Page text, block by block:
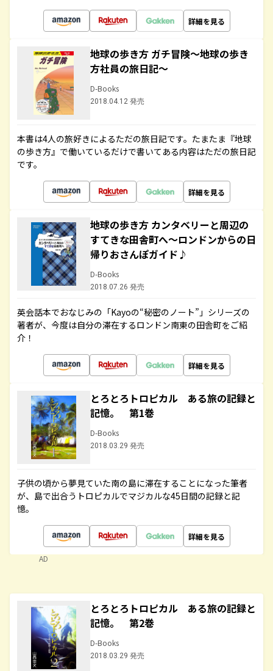
詳細を見る
地球の歩き方 ガチ冒険～地球の歩き
方社員の旅日記～
D-Books
2018.04.12 発売
本書は4人の旅好きによるただの旅日記です。たまたま『地球
の歩き方』で働いているだけで書いてある内容はただの旅日記
です。
詳細を見る
地球の歩き方 カンタベリーと周辺の
すてきな田舎町へ～ロンドンからの日
帰りおさんぽガイド♪
D-Books
2018.07.26 発売
英会話本でおなじみの「Kayoの“秘密のノート”」シリーズの
著者が、今度は自分の滞在するロンドン南東の田舎町をご紹
介！
詳細を見る
とろとろトロピカル ある旅の記録と
記憶。 第1巻
D-Books
2018.03.29 発売
子供の頃から夢見ていた南の島に滞在することになった筆者
が、島で出合うトロピカルでマジカルな45日間の記録と記
憶。
詳細を見る
AD
とろとろトロピカル ある旅の記録と
記憶。 第2巻
D-Books
2018.03.29 発売